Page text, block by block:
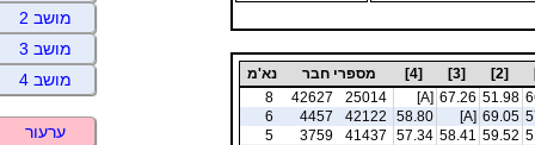
[2]
[3]
[4] מספרי חבר
נא'מ
51.98
67.26
[A]
25014
42627
8
69.05
[A]
58.80
42122
4457
6
59.52
58.41
57.34
41437
3759
5
מושב 2
מושב 3
מושב 4
ערעור